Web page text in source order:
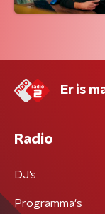
Er is
Radio
DJ’s
Programma's